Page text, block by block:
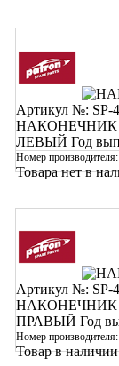
Артикул №: SP-
НАКОНЕЧНИК
ЛЕВЫЙ Год
Номер производителя:
Товара нет в
Артикул №: SP-
НАКОНЕЧНИК
ПРАВЫЙ Год
Номер производителя:
Товар в наличии